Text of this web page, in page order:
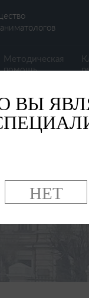
Методическая
помощь
ВЫ
НЕТ